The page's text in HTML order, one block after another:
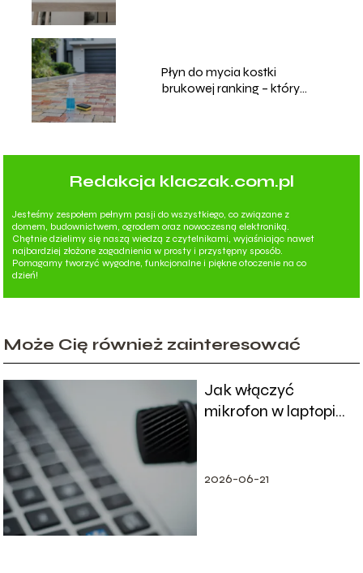
Płyn do mycia kostki
brukowej ranking – który
Redakcja klaczak.com.pl
Jesteśmy zespołem pełnym pasji do wszystkiego, co związane z
domem, budownictwem, ogrodem oraz nowoczesną elektroniką.
Chętnie dzielimy się naszą wiedzą z czytelnikami, wyjaśniając nawet
najbardziej złożone zagadnienia w prosty i przystępny sposób.
Pomagamy tworzyć wygodne, funkcjonalne i piękne otoczenie na co
dzień!
Może Cię również zainteresować
Jak włączyć
mikrofon w laptopie?
2026-06-21